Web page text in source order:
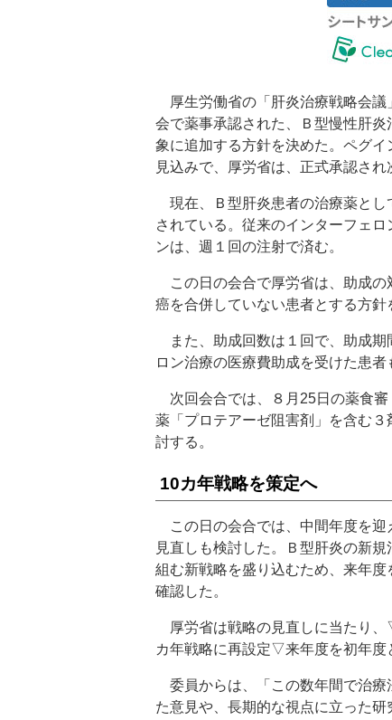
厚生労働省の「肝炎治療戦略会議
会で薬事承認された、Ｂ型慢性肝
象に追加する方針を決めた。ペグ
見込みで、厚労省は、正式承認され
現在、Ｂ型肝炎患者の治療薬とし
されている。従来のインターフェ
ンは、週１回の注射で済む。
この日の会合で厚労省は、助成の
癌を合併していない患者とする方針
また、助成回数は１回で、助成期
ロン治療の医療費助成を受けた患者
次回会合では、８月25日の薬食審
薬「プロテアーゼ阻害剤」を含む
討する。
10カ年戦略を策定へ
この日の会合では、中間年度を迎
見直しも検討した。Ｂ型肝炎の新
組む新戦略を盛り込むため、来年
確認した。
厚労省は戦略の見直しに当たり
カ年戦略に再設定▽来年度を初年
委員からは、「この数年間で治療
た意見や、長期的な視点に立った